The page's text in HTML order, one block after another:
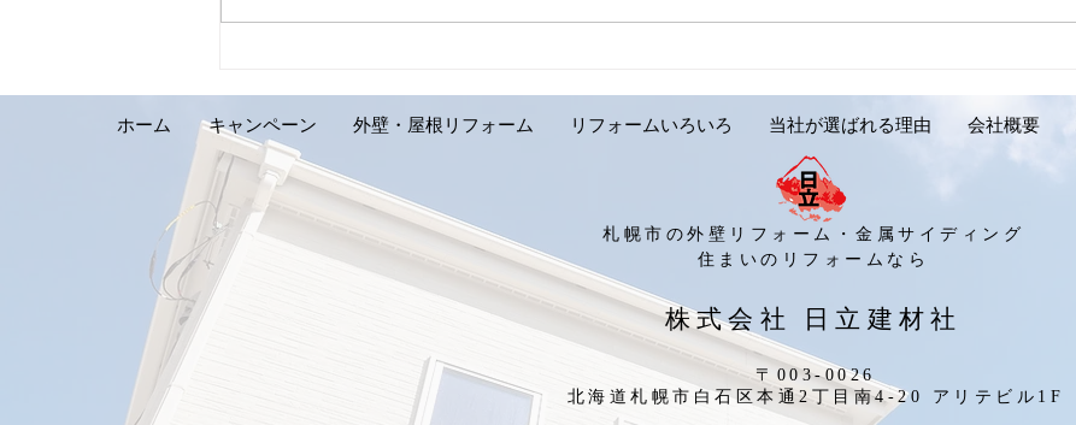
ご紹介です。札幌市手稲区 S
様邸】
ご紹介です。岩見沢市 Y様
邸】
ご
ホーム キャンペーン 外壁・屋根リフォーム リフォームいろいろ 当社が選ばれる理由 会社概要
​住まいのリフォームなら
札幌市の外壁リフォーム・金属サイディング
​株式会社 日立建材社
〒003-0026
北海道札幌市白石区本通2丁目南4-20 アリテビル1F